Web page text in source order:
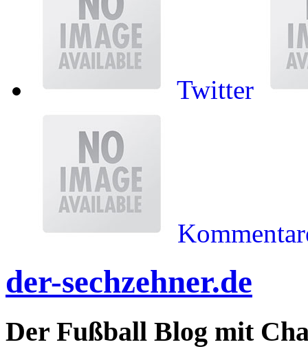
Twitter
der-sechzehner.de
Der Fußball Blog mit